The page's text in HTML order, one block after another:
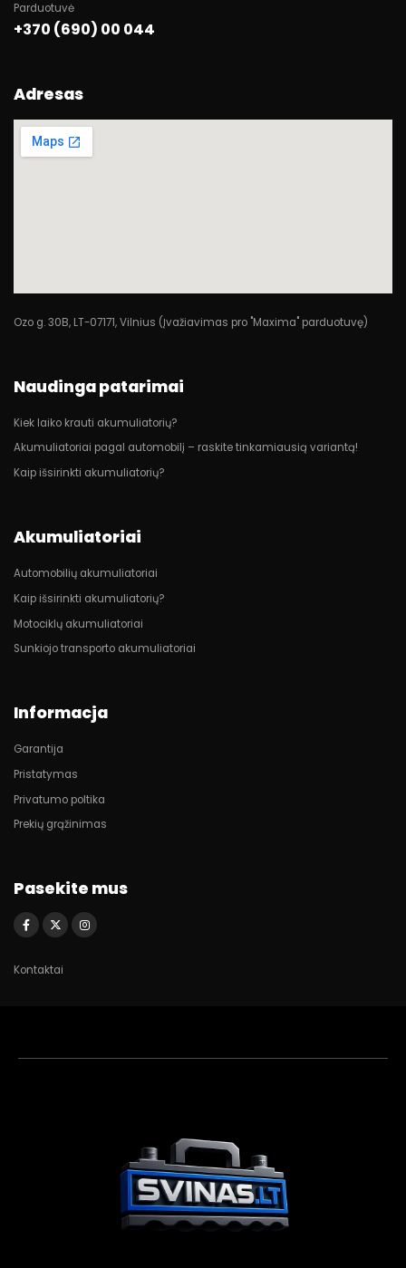
Parduotuvė
+370 (690) 00 044
Adresas
Ozo g. 30B, LT-07171, Vilnius (Įvažiavimas pro "Maxima" parduotuvę)
Naudinga patarimai
Kiek laiko krauti akumuliatorių?
Akumuliatoriai pagal automobilį – raskite tinkamiausią variantą!
Kaip išsirinkti akumuliatorių?
Akumuliatoriai
Automobilių akumuliatoriai
Kaip išsirinkti akumuliatorių?
Motociklų akumuliatoriai
Sunkiojo transporto akumuliatoriai
Informacja
Garantija
Pristatymas
Privatumo poltika
Prekių grąžinimas
Pasekite mus
Kontaktai
Akumuliatorių
asistentas
Aktyvus dabar